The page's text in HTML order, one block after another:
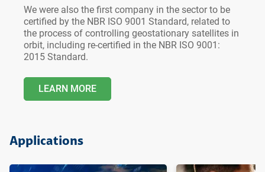
We were also the first company in the sector to be
certified by the NBR ISO 9001 Standard, related to
the process of controlling geostationary satellites in
orbit, including re-certified in the NBR ISO 9001:
2015 Standard.
LEARN MORE
página
Applications